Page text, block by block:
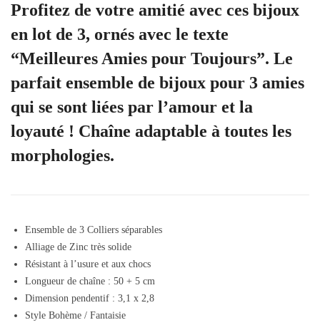
Profitez de votre amitié avec ces bijoux
en lot de 3, ornés avec le texte
“Meilleures Amies pour Toujours”. Le
parfait ensemble de bijoux pour 3 amies
qui se sont liées par l’amour et la
loyauté ! Chaîne adaptable à toutes les
morphologies.
Ensemble de 3 Colliers séparables
Alliage de Zinc très solide
Résistant à l’usure et aux chocs
Longueur de chaîne : 50 + 5 cm
Dimension pendentif : 3,1 x 2,8
Style Bohème / Fantaisie